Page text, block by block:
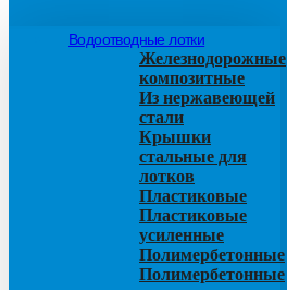
Водоотводные лотки
Железнодорожные
композитные
Из нержавеющей
стали
Крышки
стальные для
лотков
Пластиковые
Пластиковые
усиленные
Полимербетонные
Полимербетонные